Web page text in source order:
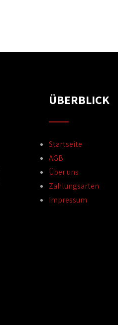
ÜBERBLICK
Startseite
AGB
Über uns
Zahlungsarten
Impressum